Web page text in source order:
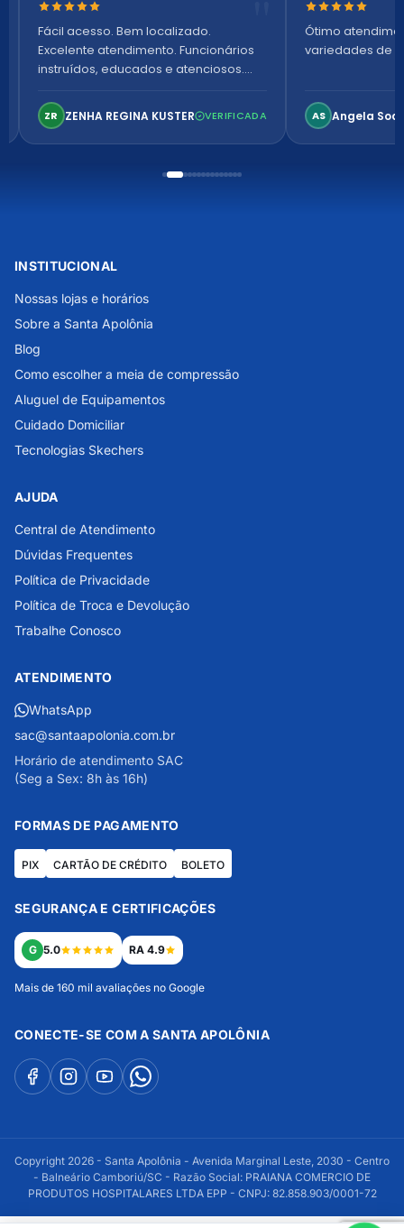
Nota 5 de 5 estrelas
Fácil acesso. Bem localizado.
Excelente atendimento. Funcionários
instruídos, educados e atenciosos.
confortável. Perfeito!
ZR ZENHA REGINA KUSTER VERIFICADA
Nota 5 de 5
Ótimo
variedades de
AS Angela
INSTITUCIONAL
Nossas lojas e horários
Sobre a Santa Apolônia
Blog
Como escolher a meia de compressão
Aluguel de Equipamentos
Cuidado Domiciliar
Tecnologias Skechers
AJUDA
Central de Atendimento
Dúvidas Frequentes
Política de Privacidade
Política de Troca e Devolução
Trabalhe Conosco
ATENDIMENTO
WhatsApp
sac@santaapolonia.com.br
Horário de atendimento SAC
(Seg a Sex: 8h às 16h)
FORMAS DE PAGAMENTO
PIX CARTÃO DE CRÉDITO BOLETO
SEGURANÇA E CERTIFICAÇÕES
G 5.0 RA 4.9
Mais de 160 mil avaliações no Google
CONECTE-SE COM A SANTA APOLÔNIA
Copyright 2026 - Santa Apolônia - Avenida Marginal Leste, 2030 - Centro
- Balneário Camboriú/SC - Razão Social: PRAIANA COMERCIO DE
PRODUTOS HOSPITALARES LTDA EPP - CNPJ: 82.858.903/0001-72